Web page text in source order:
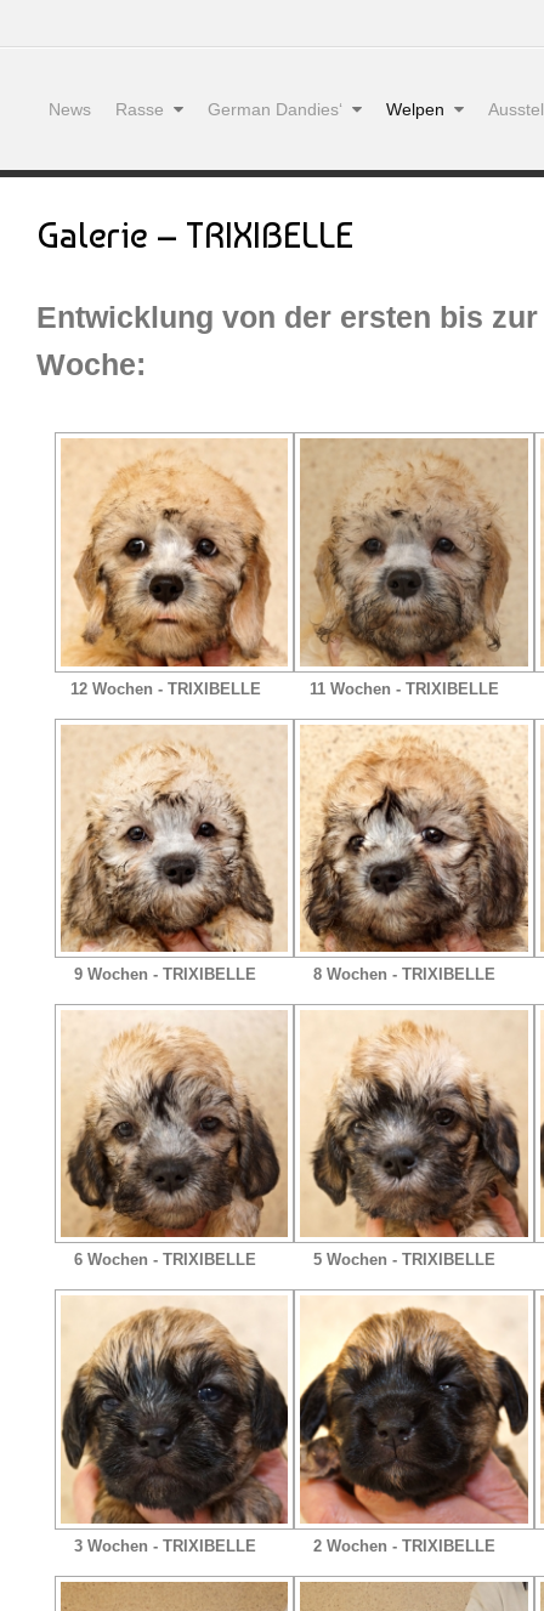
News Rasse German Dandies‘ Welpen
Galerie – TRIXIBELLE
Entwicklung von der ersten bis
Woche:
12 Wochen - TRIXIBELLE 11 Wochen - TRIXIBELLE
9 Wochen - TRIXIBELLE 8 Wochen - TRIXIBELLE
6 Wochen - TRIXIBELLE 5 Wochen - TRIXIBELLE
3 Wochen - TRIXIBELLE 2 Wochen - TRIXIBELLE